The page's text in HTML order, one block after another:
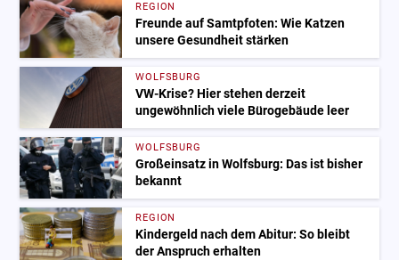
REGION
Freunde auf Samtpfoten: Wie Katzen
unsere Gesundheit stärken
WOLFSBURG
VW-Krise? Hier stehen derzeit
ungewöhnlich viele Bürogebäude leer
WOLFSBURG
Großeinsatz in Wolfsburg: Das ist bisher
bekannt
REGION
Kindergeld nach dem Abitur: So bleibt
der Anspruch erhalten